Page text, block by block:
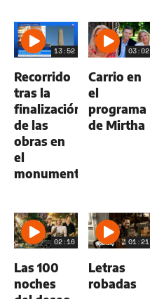
13:52
Recorrido
tras la
finalización
de las
obras en
el
monumento
03:02
Carrio en
el
programa
de Mirtha
02:16
Las 100
noches
01:21
Letras
robadas